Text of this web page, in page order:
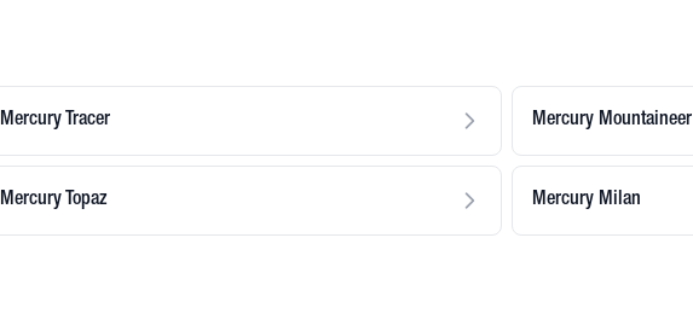
Mercury Tracer Mercury Mountaineer
Mercury Topaz Mercury Milan